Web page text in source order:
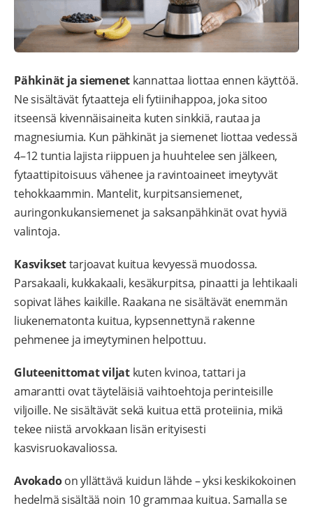
Pähkinät ja siemenet kannattaa liottaa ennen käyttöä.
Ne sisältävät fytaatteja eli fytiinihappoa, joka sitoo
itseensä kivennäisaineita kuten sinkkiä, rautaa ja
magnesiumia. Kun pähkinät ja siemenet liottaa vedessä
4–12 tuntia lajista riippuen ja huuhtelee sen jälkeen,
fytaattipitoisuus vähenee ja ravintoaineet imeytyvät
tehokkaammin. Mantelit, kurpitsansiemenet,
auringonkukansiemenet ja saksanpähkinät ovat hyviä
valintoja.
Kasviksettarjoavat kuitua kevyessä muodossa.
Parsakaali, kukkakaali, kesäkurpitsa, pinaatti ja lehtikaali
sopivat lähes kaikille. Raakana ne sisältävät enemmän
liukenematonta kuitua, kypsennettynä rakenne
pehmenee ja imeytyminen helpottuu.
Gluteenittomat viljatkuten kvinoa, tattari ja
amarantti ovat täyteläisiä vaihtoehtoja perinteisille
viljoille. Ne sisältävät sekä kuitua että proteiinia, mikä
tekee niistä arvokkaan lisän erityisesti
kasvisruokavaliossa.
Avokadoon yllättävä kuidun lähde – yksi keskikokoinen
hedelmä sisältää noin 10 grammaa kuitua. Samalla se